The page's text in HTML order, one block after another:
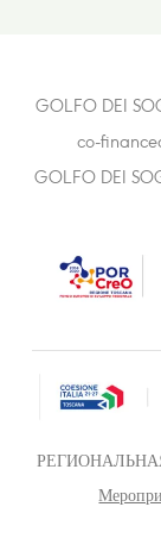
GOLFO DEI
co-
GOLFO DEI